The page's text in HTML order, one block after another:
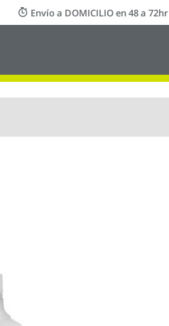
Envío a DOMICILIO en 48 a 72hr